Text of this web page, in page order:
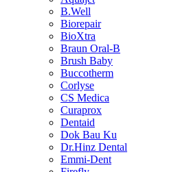
B.Well
Biorepair
BioXtra
Braun Oral-B
Brush Baby
Buccotherm
Corlyse
CS Medica
Curaprox
Dentaid
Dok Bau Ku
Dr.Hinz Dental
Emmi-Dent